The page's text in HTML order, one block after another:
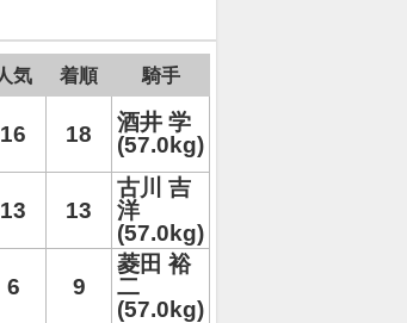
気 着順 騎手
16 18
酒井 学
(57.0kg)
13 13
古川 吉
洋
(57.0kg)
6 9
菱田 裕
二
(57.0kg)